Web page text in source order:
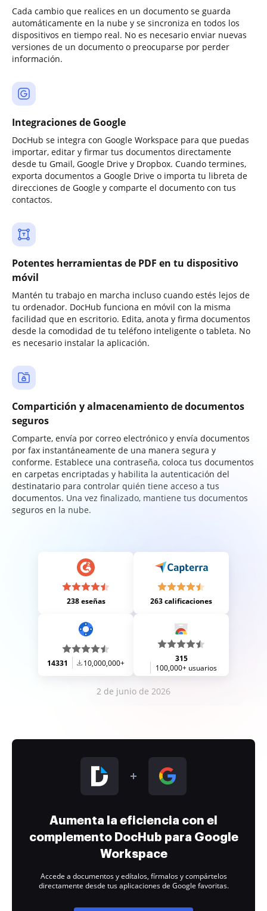
Cada cambio que realices en un documento se guarda
automáticamente en la nube y se sincroniza en todos los
dispositivos en tiempo real. No es necesario enviar nuevas
versiones de un documento o preocuparse por perder
información.
Integraciones de Google
DocHub se integra con Google Workspace para que puedas
importar, editar y firmar tus documentos directamente
desde tu Gmail, Google Drive y Dropbox. Cuando termines,
exporta documentos a Google Drive o importa tu libreta de
direcciones de Google y comparte el documento con tus
contactos.
Potentes herramientas de PDF en tu dispositivo
móvil
Mantén tu trabajo en marcha incluso cuando estés lejos de
tu ordenador. DocHub funciona en móvil con la misma
facilidad que en escritorio. Edita, anota y firma documentos
desde la comodidad de tu teléfono inteligente o tableta. No
es necesario instalar la aplicación.
Compartición y almacenamiento de documentos
seguros
Comparte, envía por correo electrónico y envía documentos
por fax instantáneamente de una manera segura y
conforme. Establece una contraseña, coloca tus documentos
en carpetas encriptadas y habilita la autenticación del
destinatario para controlar quién tiene acceso a tus
documentos. Una vez finalizado, mantiene tus documentos
seguros en la nube.
238 eseñas 263 calificaciones
14331 10,000,000+
315
100,000+ usuarios
2 de junio de 2026
Aumenta la eficiencia con el
complemento DocHub para Google
Workspace
Accede a documentos y edítalos, fírmalos y compártelos
directamente desde tus aplicaciones de Google favoritas.